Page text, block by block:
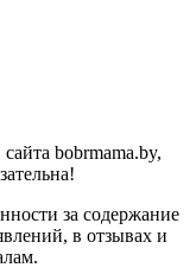
bobrmama.by,
за содержание
в отзывах и